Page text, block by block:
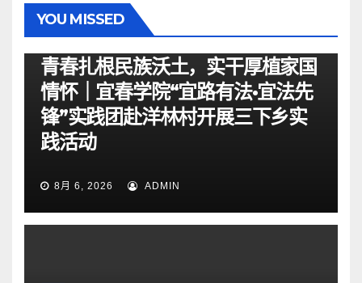
YOU MISSED
青春扎根民族沃土，实干厚植家国
情怀｜宜春学院“宜路有法•宜法先
锋”实践团赴洋林村开展三下乡实
践活动
8月 6, 2026 ADMIN